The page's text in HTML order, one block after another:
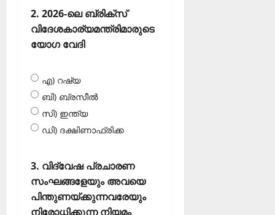
2. 2026-ലെ ബ്രിക്‌സ്
വിദേശകാര്യമന്ത്രിമാരുടെ
യോഗ വേദി
എ) റഷ്യ
ബി) ബ്രസീല്‍
സി) ഇന്ത്യ
ഡി) ദക്ഷിണാഫ്രിക്ക
3. വിദ്വേഷ പ്രചാരണ
സംഘങ്ങളേയും അവയെ
പിന്തുണയ്ക്കുന്നവരേയും
നിരോധിക്കുന്ന നിയമം